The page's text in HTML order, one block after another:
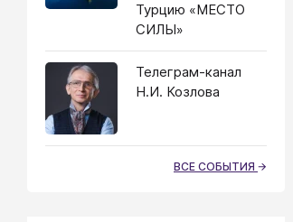
Турцию «МЕСТО
СИЛЫ»
Телеграм-канал
Н.И. Козлова
ВСЕ СОБЫТИЯ